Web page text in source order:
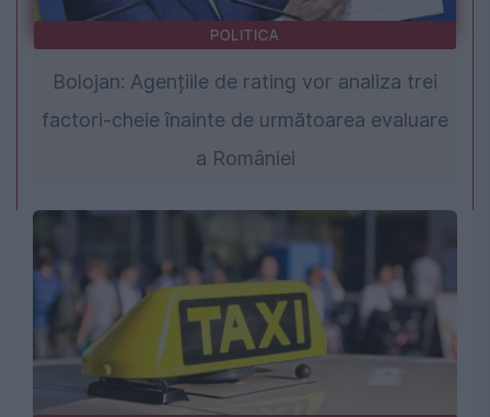
POLITICA
Bolojan: Agențiile de rating vor analiza trei
factori-cheie înainte de următoarea evaluare
a României